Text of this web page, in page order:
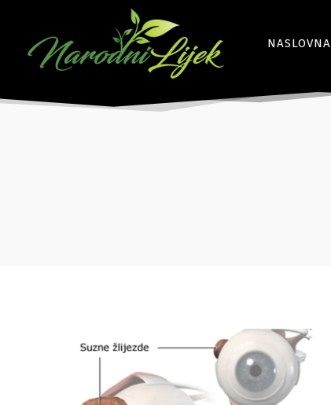
NASLOVNA